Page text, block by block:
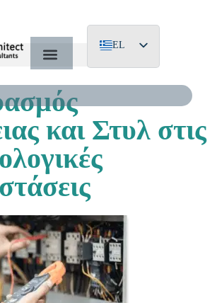
EL
EN
και Στυλ στις